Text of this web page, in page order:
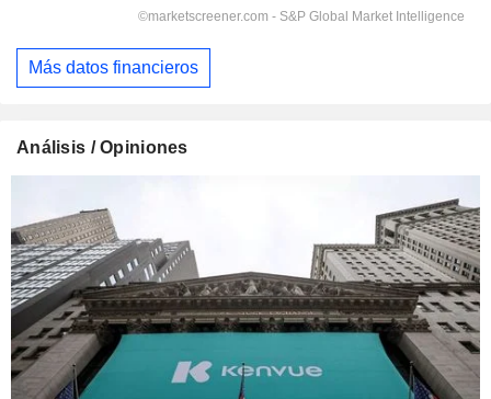
Más datos financieros
Análisis / Opiniones